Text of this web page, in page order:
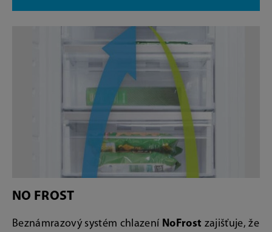
NO FROST
Beznámrazový systém chlazení NoFrost zajišťuje, že